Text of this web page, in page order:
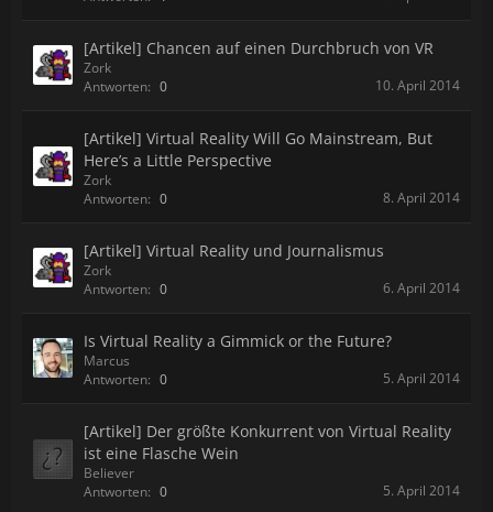
[Artikel] Chancen auf einen Durchbruch von VR
Zork
Antworten: 0 10. April 2014
[Artikel] Virtual Reality Will Go Mainstream, But
Here’s a Little Perspective
Zork
Antworten: 0 8. April 2014
[Artikel] Virtual Reality und Journalismus
Zork
Antworten: 0 6. April 2014
Is Virtual Reality a Gimmick or the Future?
Marcus
Antworten: 0 5. April 2014
[Artikel] Der größte Konkurrent von Virtual Reality
ist eine Flasche Wein
Believer
Antworten: 0 5. April 2014